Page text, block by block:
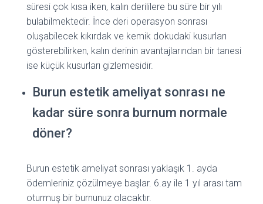
süresi çok kısa iken, kalın derililere bu süre bir yılı
bulabilmektedir. İnce deri operasyon sonrası
oluşabilecek kıkırdak ve kemik dokudaki kusurları
gösterebilirken, kalın derinin avantajlarından bir tanesi
ise küçük kusurları gizlemesidir.
Burun estetik ameliyat sonrası ne
kadar süre sonra burnum normale
döner?
Burun estetik ameliyat sonrası yaklaşık 1. ayda
ödemleriniz çözülmeye başlar. 6.ay ile 1 yıl arası tam
oturmuş bir burnunuz olacaktır.